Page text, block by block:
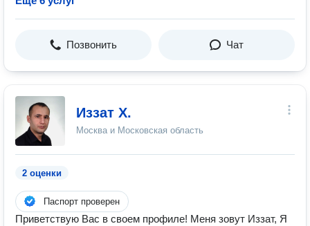
Позвонить Чат
Иззат Х.
Москва и Московская область
2 оценки
Паспорт проверен
Приветствую Вас в своем профиле! Меня зовут Иззат, Я